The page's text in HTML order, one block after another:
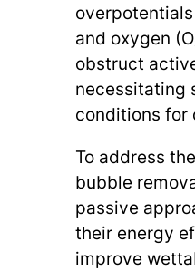
and oxygen
obstruct
necessitating
conditions
To address
bubble
passive
their energy
improve